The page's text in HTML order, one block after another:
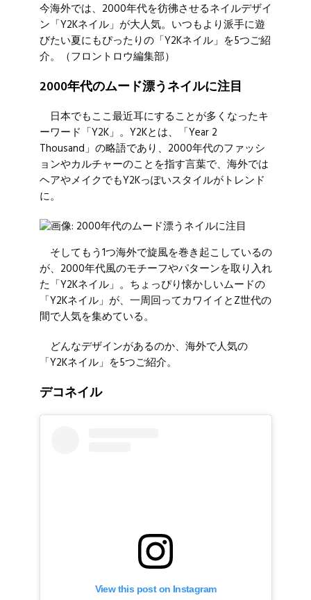
今海外では、2000年代を彷彿させるネイルデザイ
ン「Y2Kネイル」が大人気。いつもより派手に遊
びたい夏にもぴったりの「Y2Kネイル」を5つご紹
介。（フロントロウ編集部）
2000年代のムード漂うネイルに注目
日本でもここ最近耳にすることが多くなったキ
ーワード「Y2K」。Y2Kとは、「Year 2
Thousand」の略語であり、2000年代のファッシ
ョンやカルチャーのことを指す言葉で、海外では
ヘアやメイクでもY2Kっぽいスタイルがトレンド
に。
そしてもう1つ海外で旋風を巻き起こしているの
が、2000年代風のモチーフやパターンを取り入れ
た「Y2Kネイル」。ちょっぴり懐かしいムードの
「Y2Kネイル」が、一周回ってカワイイとZ世代の
間で人気を集めている。
どんなデザインがあるのか、海外で人気の
「Y2Kネイル」を5つご紹介。
デコネイル
View this post on Instagram